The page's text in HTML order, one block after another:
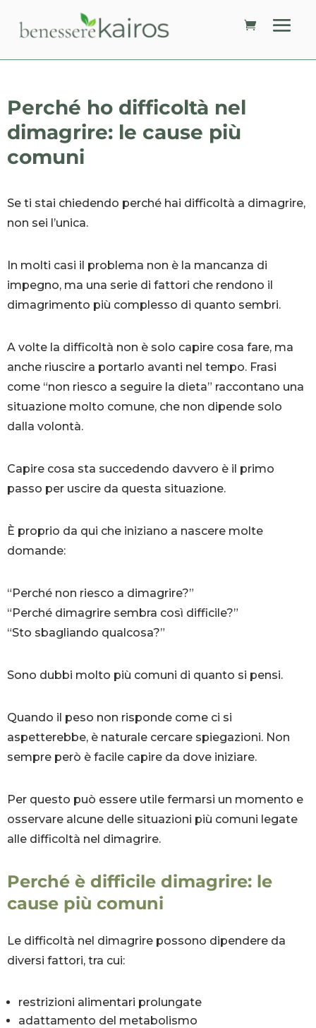
Perché ho difficoltà nel
dimagrire: le cause più
comuni
Se ti stai chiedendo perché hai difficoltà a dimagrire,
non sei l’unica.
In molti casi il problema non è la mancanza di
impegno, ma una serie di fattori che rendono il
dimagrimento più complesso di quanto sembri.
A volte la difficoltà non è solo capire cosa fare, ma
anche riuscire a portarlo avanti nel tempo. Frasi
come “non riesco a seguire la dieta” raccontano una
situazione molto comune, che non dipende solo
dalla volontà.
Capire cosa sta succedendo davvero è il primo
passo per uscire da questa situazione.
È proprio da qui che iniziano a nascere molte
domande:
“Perché non riesco a dimagrire?”
“Perché dimagrire sembra così difficile?”
“Sto sbagliando qualcosa?”
Sono dubbi molto più comuni di quanto si pensi.
Quando il peso non risponde come ci si
aspetterebbe, è naturale cercare spiegazioni. Non
sempre però è facile capire da dove iniziare.
Per questo può essere utile fermarsi un momento e
osservare alcune delle situazioni più comuni legate
alle difficoltà nel dimagrire.
Perché è difficile dimagrire: le
cause più comuni
Le difficoltà nel dimagrire possono dipendere da
diversi fattori, tra cui:
restrizioni alimentari prolungate
adattamento del metabolismo